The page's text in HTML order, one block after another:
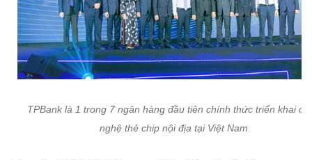
TPBank là 1 trong 7 ngân hàng đầu tiên chính thức triển khai
nghệ thẻ chip nội địa tại Việt Nam